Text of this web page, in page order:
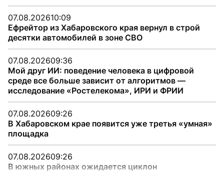
07.08.202610:09
Ефрейтор из Хабаровского края вернул в строй
десятки автомобилей в зоне СВО
07.08.202609:36
Мой друг ИИ: поведение человека в цифровой
среде все больше зависит от алгоритмов —
исследование «Ростелекома», ИРИ и ФРИИ
07.08.202609:26
В Хабаровском крае появится уже третья «умная»
площадка
07.08.202609:26
В южных районах ожидается циклон